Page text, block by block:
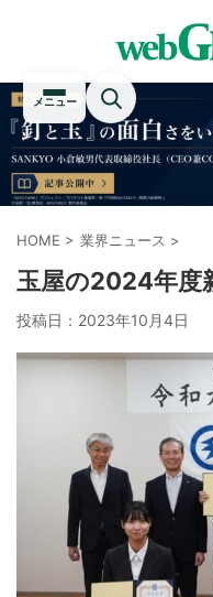
メニュー
HOME > 業界ニュース >
玉屋の2024年度
投稿日： 2023年10月4日